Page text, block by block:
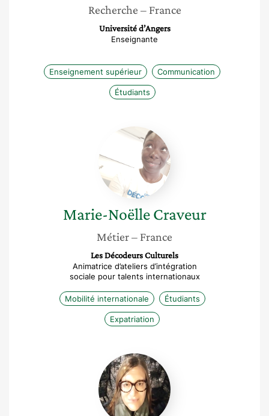
Recherche – France
Université d’Angers
Enseignante
Enseignement supérieur Communication
Étudiants
Marie-
Noëlle
Craveur
Marie-Noëlle Craveur
Métier– France
Les Décodeurs Culturels
Animatrice d’ateliers d’intégration
sociale pour talents internationaux
Mobilité internationale Étudiants
Expatriation
Florence
Chaucheyras